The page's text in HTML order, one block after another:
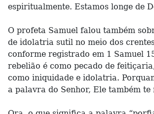
espiritualmente. Estamos longe de
O profeta Samuel falou também
de idolatria sutil no meio dos
conforme registrado em 1 Samuel
rebelião é como pecado de
como iniquidade e idolatria.
a palavra do Senhor, Ele também te